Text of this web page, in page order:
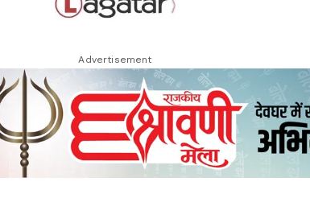
Advertisement